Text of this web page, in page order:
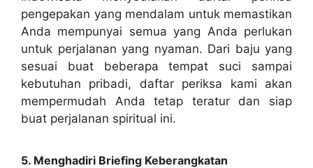
pengepakan yang mendalam untuk memastikan
Anda mempunyai semua yang Anda perlukan
untuk perjalanan yang nyaman. Dari baju yang
sesuai buat beberapa tempat suci sampai
kebutuhan pribadi, daftar periksa kami akan
mempermudah Anda tetap teratur dan siap
buat perjalanan spiritual ini.
5. Menghadiri Briefing Keberangkatan